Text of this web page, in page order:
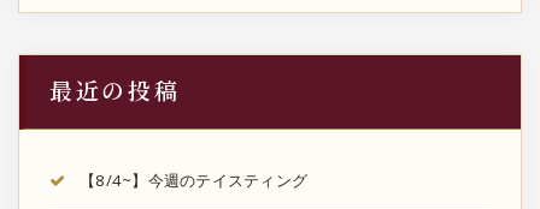
最近の投稿
【8/4~】今週のテイスティング